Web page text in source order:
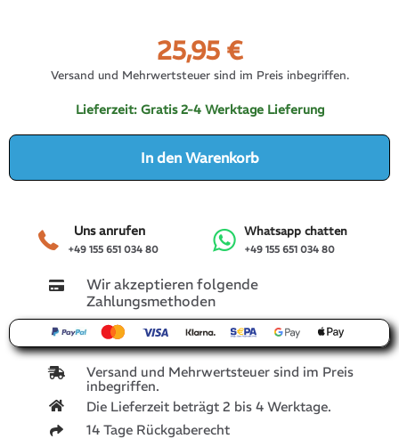
25,95 €
Versand und Mehrwertsteuer sind im Preis inbegriffen.
Lieferzeit: Gratis 2-4 Werktage Lieferung
In den Warenkorb
+49 155 651 034 80
Uns anrufen
+49 155 651 034 80
Whatsapp chatten
Wir akzeptieren folgende
Zahlungsmethoden
Versand und Mehrwertsteuer sind im Preis
inbegriffen.
Die Lieferzeit beträgt 2 bis 4 Werktage.
14 Tage Rückgaberecht